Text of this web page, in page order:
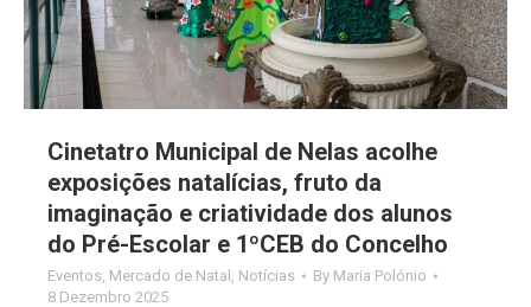
Cinetatro Municipal de Nelas acolhe
exposições natalícias, fruto da
imaginação e criatividade dos alunos
do Pré-Escolar e 1ºCEB do Concelho
Eventos Mercado de Natal Notícias By Maria Polónio
8 Dezembro 2025